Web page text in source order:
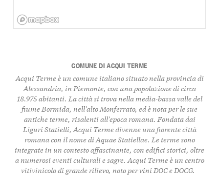
COMUNE DI ACQUI TERME
Acqui Terme è un comune italiano situato nella provincia di
Alessandria, in Piemonte, con una popolazione di circa
18.975 abitanti. La città si trova nella media-bassa valle del
fiume Bormida, nell'alto Monferrato, ed è nota per le sue
antiche terme, risalenti all'epoca romana. Fondata dai
Liguri Statielli, Acqui Terme divenne una fiorente città
romana con il nome di Aquae Statiellae. Le terme sono
integrate in un contesto affascinante, con edifici storici, oltre
a numerosi eventi culturali e sagre. Acqui Terme è un centro
vitivinicolo di grande rilievo, noto per vini DOC e DOCG.